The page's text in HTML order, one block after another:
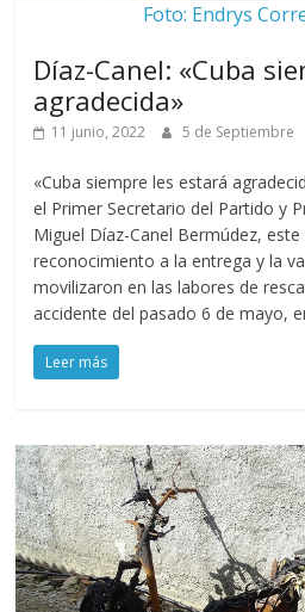
Foto: Endrys
Díaz-Canel: «Cuba
agradecida»
11 junio, 2022 5 de Septiembre
«Cuba siempre les estará
el Primer Secretario del Partido y
Miguel Díaz-Canel Bermúdez,
reconocimiento a la entrega y la
movilizaron en las labores de
accidente del pasado 6 de mayo,
Leer más